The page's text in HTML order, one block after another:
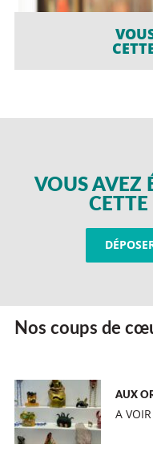
VOUS AVEZ
Nos coups de
AUX
A VOIR